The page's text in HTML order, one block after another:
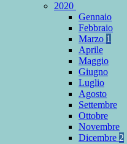
2020
Gennaio
Febbraio
Marzo 1
Aprile
Maggio
Giugno
Luglio
Agosto
Settembre
Ottobre
Novembre
Dicembre 2